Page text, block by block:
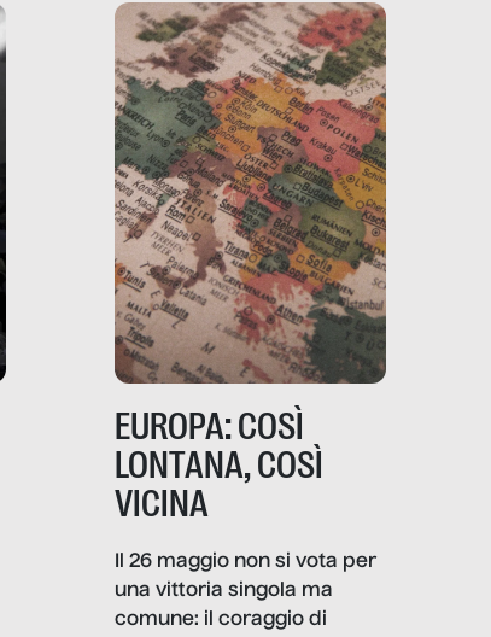
EUROPA: COSÌ
LONTANA, COSÌ
VICINA
Il 26 maggio non si vota per
una vittoria singola ma
comune: il coraggio di